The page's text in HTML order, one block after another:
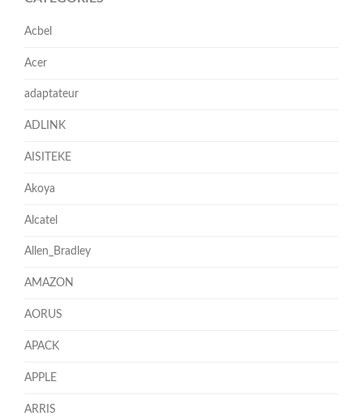
Acbel
Acer
adaptateur
ADLINK
AISITEKE
Akoya
Alcatel
Allen_Bradley
AMAZON
AORUS
APACK
APPLE
ARRIS